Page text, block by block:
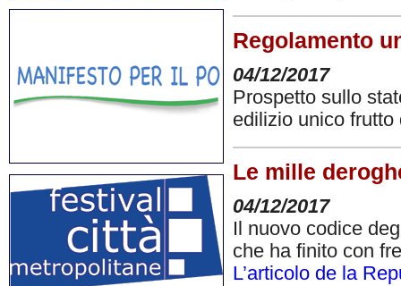
Regolamento
04/12/2017
Prospetto sullo
edilizio unico
Le mille
04/12/2017
Il nuovo codice
che ha finito con
L’articolo de la